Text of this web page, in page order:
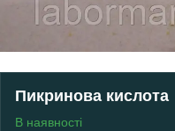
Пикринова кислота
В наявності